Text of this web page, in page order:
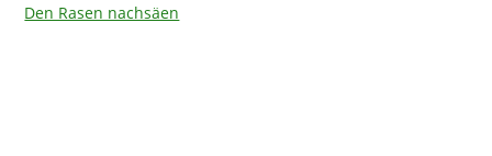
Den Rasen nachsäen